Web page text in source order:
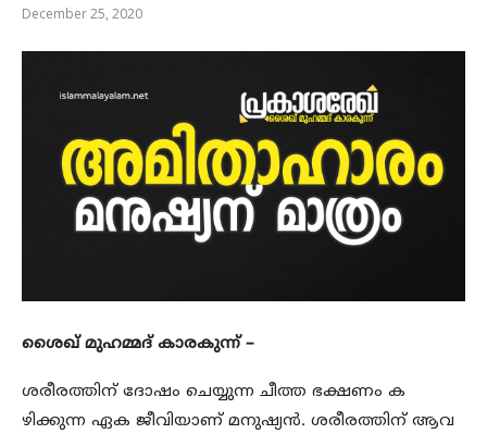
December 25, 2020
ശൈഖ് മുഹമ്മദ് കാരകുന്ന് –
ശരീരത്തിന് ദോഷം ചെയ്യുന്ന ചീത്ത ഭക്ഷണം ക
ഴിക്കുന്ന ഏക ജീവിയാണ് മനുഷ്യൻ. ശരീരത്തിന് ആവ